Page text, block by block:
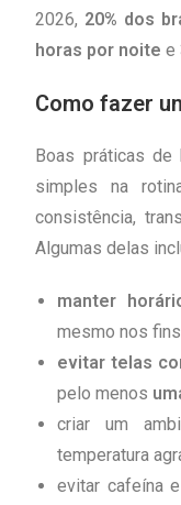
2026, 20% dos
horas por noite e
Como fazer
Boas práticas de
simples na
consistência,
Algumas delas
manter
mesmo nos
evitar telas
pelo menos
criar um
temperatura
evitar cafeína